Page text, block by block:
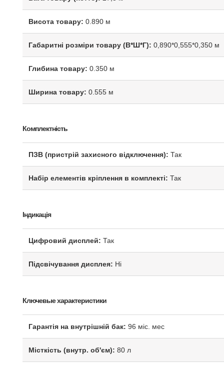
Висота товару: 0.890 м
Габаритні розміри товару (В*Ш*Г): 0,890*0,555*0,350 м
Глибина товару: 0.350 м
Ширина товару: 0.555 м
Комплектність
ПЗВ (пристрій захисного відключення): Так
Набір елементів кріплення в комплекті: Так
Індикація
Цифровий дисплей: Так
Підсвічування дисплея: Ні
Ключевые характеристики
Гарантія на внутрішній бак: 96 міс. мес
Місткість (внутр. об'єм): 80 л